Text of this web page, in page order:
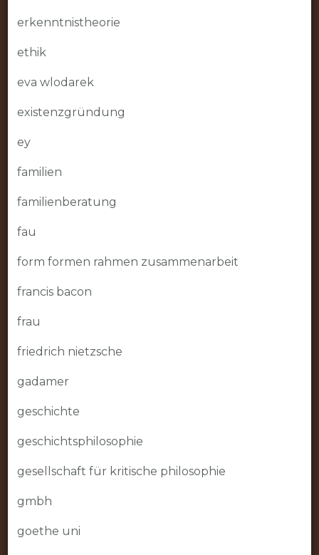
erkenntnistheorie
ethik
eva wlodarek
existenzgründung
ey
familien
familienberatung
fau
form formen rahmen zusammenarbeit
francis bacon
frau
friedrich nietzsche
gadamer
geschichte
geschichtsphilosophie
gesellschaft für kritische philosophie
gmbh
goethe uni